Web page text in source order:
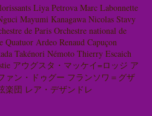
Liya Petrova Marc Labonnette
Mayumi Kanagawa Nicolas Stavy
de Paris Orchestre national de
Quatuor Ardeo Renaud Capuçon
Takénori Némoto Thierry Escaich
アウグスタ・マッケイ=ロッジ ア
ァン・ドゥグー フランソワ＝グザ
楽団 レア・デザンドレ